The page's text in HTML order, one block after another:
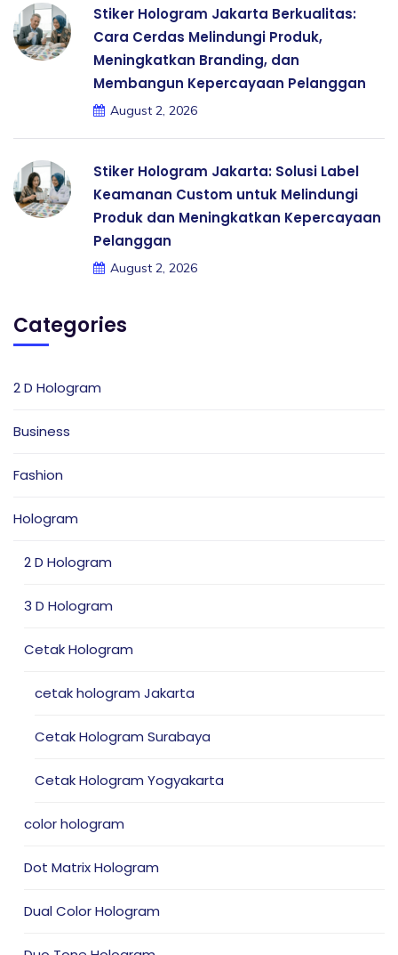
Stiker Hologram Jakarta Berkualitas:
Cara Cerdas Melindungi Produk,
Meningkatkan Branding, dan
Membangun Kepercayaan Pelanggan
August 2, 2026
Stiker Hologram Jakarta: Solusi Label
Keamanan Custom untuk Melindungi
Produk dan Meningkatkan Kepercayaan
Pelanggan
August 2, 2026
Categories
2 D Hologram
Business
Fashion
Hologram
2 D Hologram
3 D Hologram
Cetak Hologram
cetak hologram Jakarta
Cetak Hologram Surabaya
Cetak Hologram Yogyakarta
color hologram
Dot Matrix Hologram
Dual Color Hologram